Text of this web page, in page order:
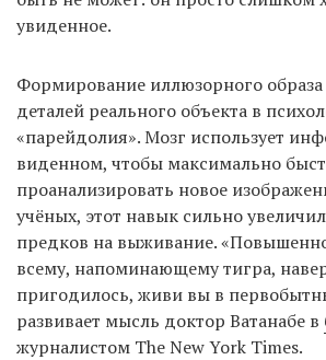
увиденное.
Формирование иллюзорного образа
деталей реального объекта в
«парейдолия». Мозг использует
виденном, чтобы максимально
проанализировать новое
учёных, этот навык сильно
предков на выживание.
всему, напоминающему тигра,
пригодилось, живи вы в
развивает мысль доктор Ватанабе в
журналистом The New York Times.